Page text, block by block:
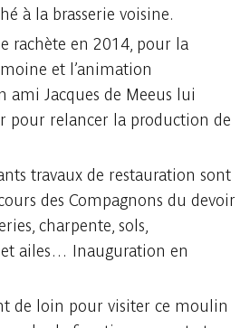
à la brasserie voisine.
rachète en 2014, pour la
et l’animation
ami Jacques de Meeus lui
pour relancer la production de
travaux de restauration sont
des Compagnons du devoir
charpente, sols,
ailes… Inauguration en
de loin pour visiter ce moulin